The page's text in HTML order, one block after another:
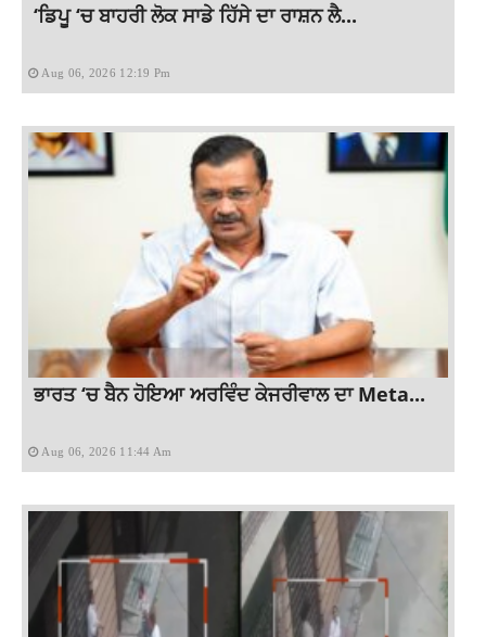
‘ਡਿਪੂ ‘ਚ ਬਾਹਰੀ ਲੋਕ ਸਾਡੇ ਹਿੱਸੇ ਦਾ ਰਾਸ਼ਨ ਲੈ...
Aug 06, 2026 12:19 Pm
ਭਾਰਤ ‘ਚ ਬੈਨ ਹੋਇਆ ਅਰਵਿੰਦ ਕੇਜਰੀਵਾਲ ਦਾ Meta...
Aug 06, 2026 11:44 Am